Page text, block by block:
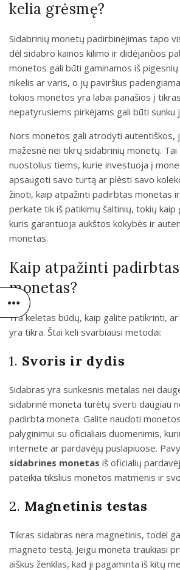
kelia grėsmę?
Sidabrinių monetų padirbinėjimas tapo
dėl sidabro kainos kilimo ir didėjančios
monetos gali būti gaminamos iš
nikelis ar varis, o jų paviršius
tokios monetos yra labai panašios į
nepatyrusiems pirkėjams gali būti sunku
Nors monetos gali atrodyti autentiškos,
mažesnė nei tikrų sidabrinių monetų. Tai
nuostolius tiems, kurie investuoja į
apsaugoti savo turtą ar plėsti savo
žinoti, kaip atpažinti padirbtas monetas
perkate tik iš patikimų šaltinių, tokių kaip
kuris garantuoja aukštos kokybės ir
monetas.
Kaip atpažinti
monetas?
Yra keletas būdų, kaip galite patikrinti,
yra tikra. Štai keli svarbiausi metodai:
1. Svoris ir dydis
Sidabras yra sunkesnis metalas nei
sidabrinė moneta turėtų sverti daugiau
padirbta moneta. Galite naudoti
palyginimui su oficialiais duomenimis,
internete ar pardavėjų puslapiuose.
sidabrines monetas iš oficialių
pateikia tikslius monetos matmenis ir
2. Magnetinis testas
Tikras sidabras nėra magnetinis, todėl
magneto testą. Jeigu moneta traukiasi
aiškus ženklas, kad ji pagaminta iš kitų